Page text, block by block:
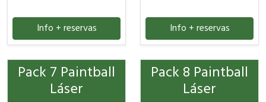
Info + reservas Info + reservas
Pack 7 Paintball
Láser
Pack 8 Paintball
Láser